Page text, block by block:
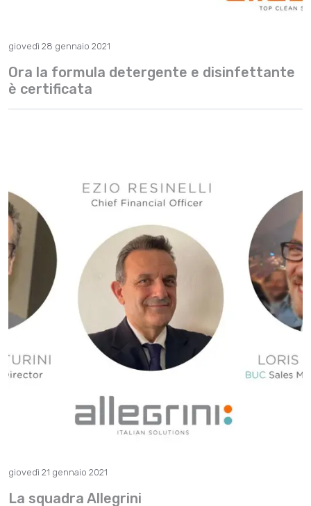
giovedì 28 gennaio 2021
Ora la formula detergente e disinfettante
è certificata
giovedì 21 gennaio 2021
La squadra Allegrini